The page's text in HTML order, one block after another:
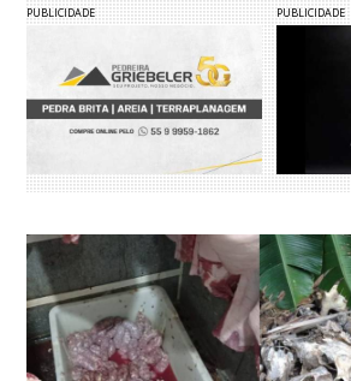
PUBLICIDADE PUBLICIDADE